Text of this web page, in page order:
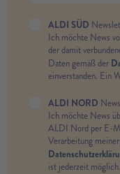
ALDI SÜD
Ich möchte News
der damit
Daten gemäß der
einverstanden. Ein
ALDI NORD
Ich möchte News
ALDI Nord per E-
Verarbeitung
ist jederzeit